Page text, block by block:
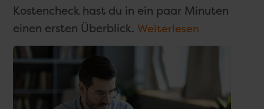
Kostencheck hast du in ein paar Minuten
einen ersten Überblick. Weiterlesen